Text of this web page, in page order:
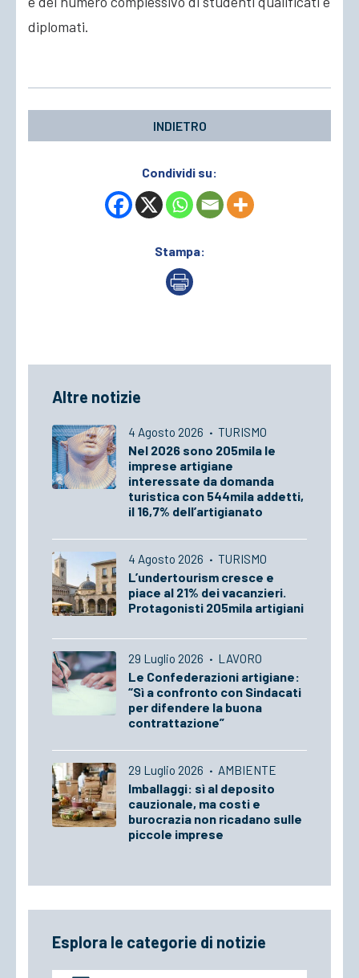
diplomati.
INDIETRO
Condividi su:
Stampa:
Altre notizie
4 Agosto 2026 · TURISMO
Nel 2026 sono 205mila le
imprese artigiane
interessate da domanda
turistica con 544mila addetti,
il 16,7% dell’artigianato
4 Agosto 2026 · TURISMO
L’undertourism cresce e
piace al 21% dei vacanzieri.
Protagonisti 205mila artigiani
29 Luglio 2026 · LAVORO
Le Confederazioni artigiane:
“Sì a confronto con Sindacati
per difendere la buona
contrattazione”
29 Luglio 2026 · AMBIENTE
Imballaggi: sì al deposito
cauzionale, ma costi e
burocrazia non ricadano sulle
piccole imprese
Esplora le categorie di notizie